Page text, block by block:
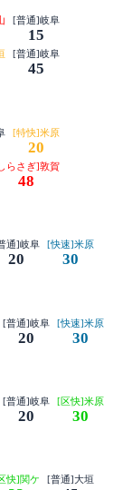
[普通]岐阜
15
[普通]岐阜
45
[特快]米原
20
らさぎ]敦賀
48
通]岐阜
20
[快速]米原
30
[普通]岐阜
20
[快速]米原
30
[普通]岐阜
20
[区快]米原
30
快]関ケ [普通]大垣